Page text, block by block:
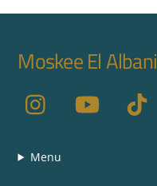
Moskee El Albani
Menu